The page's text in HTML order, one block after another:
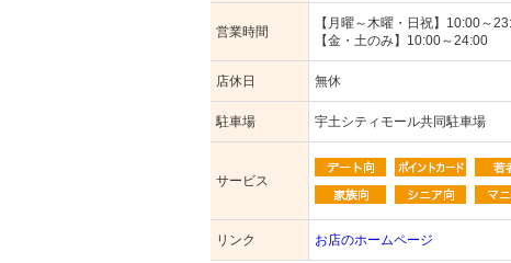
営業時間
【月曜～木曜・日祝】10:00～
【金・土のみ】10:00～24:00
店休日 無休
駐車場 宇土シティモール共同駐車場
サービス
リンク お店のホームページ